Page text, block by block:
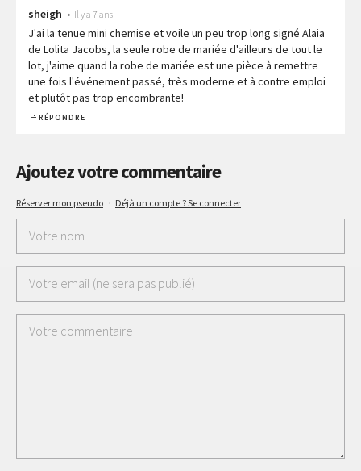
sheigh • Il y a 7 ans
J'ai la tenue mini chemise et voile un peu trop long signé Alaia
de Lolita Jacobs, la seule robe de mariée d'ailleurs de tout le
lot, j'aime quand la robe de mariée est une pièce à remettre
une fois l'événement passé, très moderne et à contre emploi
et plutôt pas trop encombrante!
RÉPONDRE
Ajoutez votre commentaire
Réserver mon pseudo · Déjà un compte ? Se connecter